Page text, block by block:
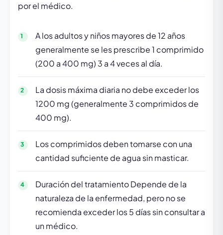
por el médico.
A los adultos y niños mayores de 12 años
generalmente se les prescribe 1 comprimido
(200 a 400 mg) 3 a 4 veces al día.
La dosis máxima diaria no debe exceder los
1200 mg (generalmente 3 comprimidos de
400 mg).
Los comprimidos deben tomarse con una
cantidad suficiente de agua sin masticar.
Duración del tratamiento Depende de la
naturaleza de la enfermedad, pero no se
recomienda exceder los 5 días sin consultar a
un médico.